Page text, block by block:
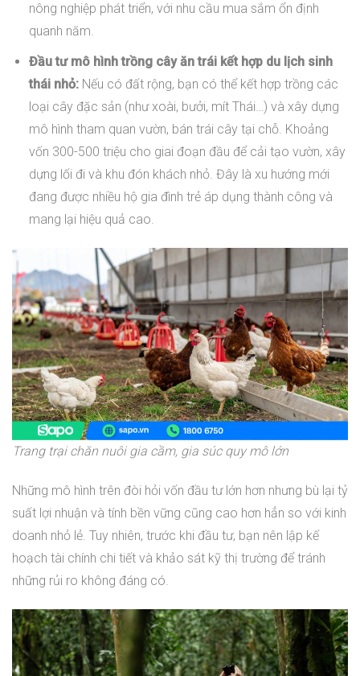
nông nghiệp phát triển, với nhu cầu mua sắm ổn định
quanh năm.
Đầu tư mô hình trồng cây ăn trái kết hợp du lịch sinh
thái nhỏ:Nếu có đất rộng, bạn có thể kết hợp trồng các
loại cây đặc sản (như xoài, bưởi, mít Thái…) và xây dựng
mô hình tham quan vườn, bán trái cây tại chỗ. Khoảng
vốn 300-500 triệu cho giai đoạn đầu để cải tạo vườn, xây
dựng lối đi và khu đón khách nhỏ. Đây là xu hướng mới
đang được nhiều hộ gia đình trẻ áp dụng thành công và
mang lại hiệu quả cao.
Trang trại chăn nuôi gia cầm, gia súc quy mô lớn
Những mô hình trên đòi hỏi vốn đầu tư lớn hơn nhưng bù lại tỷ
suất lợi nhuận và tính bền vững cũng cao hơn hẳn so với kinh
doanh nhỏ lẻ. Tuy nhiên, trước khi đầu tư, bạn nên lập kế
hoạch tài chính chi tiết và khảo sát kỹ thị trường để tránh
những rủi ro không đáng có.